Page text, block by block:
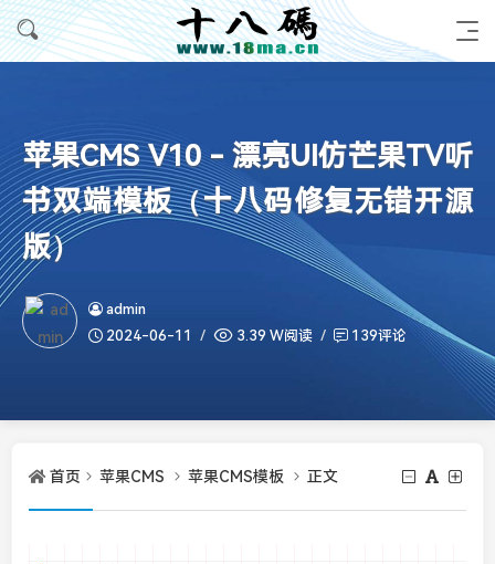
苹果CMS V10 - 漂亮UI仿芒果TV听
书双端模板（十八码修复无错开源
版）
admin
2024-06-11
3.39 W阅读 139评论
首页 苹果CMS 苹果CMS模板 正文